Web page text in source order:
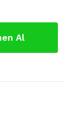
Al